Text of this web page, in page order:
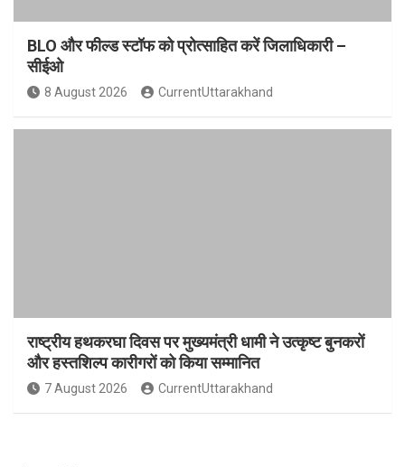
BLO और फील्ड स्टॉफ को प्रोत्साहित करें जिलाधिकारी –
सीईओ
8 August 2026 CurrentUttarakhand
राष्ट्रीय हथकरघा दिवस पर मुख्यमंत्री धामी ने उत्कृष्ट बुनकरों
और हस्तशिल्प कारीगरों को किया सम्मानित
7 August 2026 CurrentUttarakhand